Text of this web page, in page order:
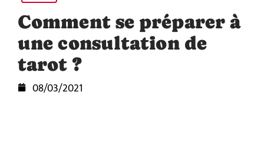
Comment se préparer à
une consultation de
tarot ?
08/03/2021